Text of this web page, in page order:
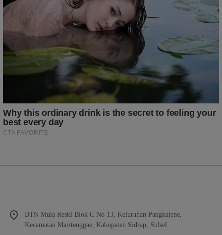
BTN Mula Reski Blok C No 13, Kelurahan Pangkajene,
Kecamatan Maritenggae, Kabupaten Sidrap, Sulsel